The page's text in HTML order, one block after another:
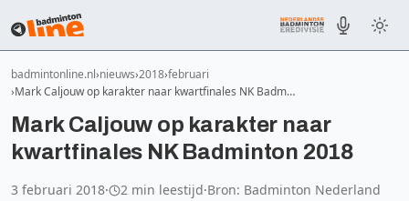
badmintonline.nl nieuws 2018 februari
Mark Caljouw op karakter naar kwartfinales NK Badm…
Mark Caljouw op karakter naar
kwartfinales NK Badminton 2018
3 februari 2018· 2 min leestijd·Bron: Badminton Nederland